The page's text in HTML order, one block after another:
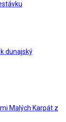
dunajský
Malých Karpát z